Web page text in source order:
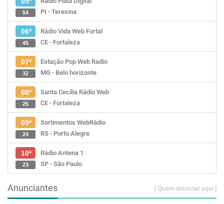
PI - Teresina
54
06ª
Rádio Vida Web Fortal
CE - Fortaleza
45
07ª
Estação Pop Web Radio
MG - Belo horizonte
32
08ª
Santa Cecília Rádio Web
CE - Fortaleza
25
09ª
Sortimentos WebRádio
RS - Porto Alegre
24
10ª
Rádio Antena 1
SP - São Paulo
23
Anunciantes [ Quero anunciar aqui ]